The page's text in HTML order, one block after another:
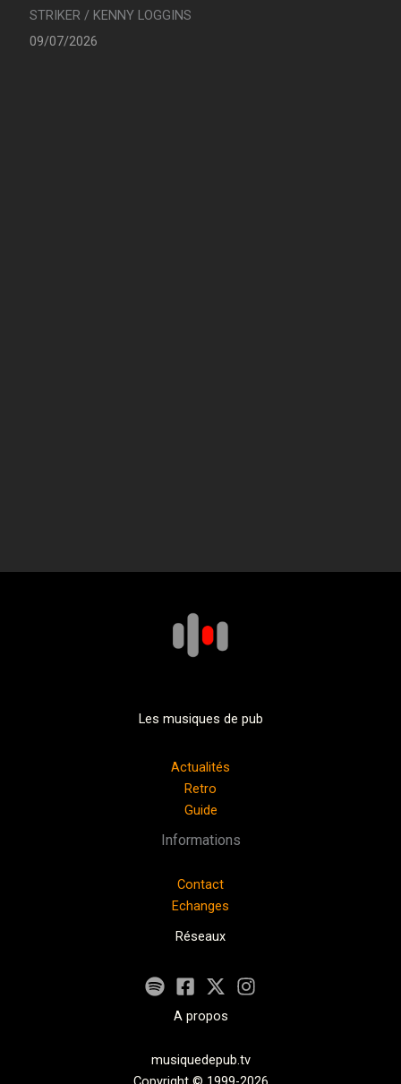
STRIKER / KENNY LOGGINS
09/07/2026
Les musiques de pub
Actualités
Retro
Guide
Informations
Contact
Echanges
Réseaux
A propos
musiquedepub.tv